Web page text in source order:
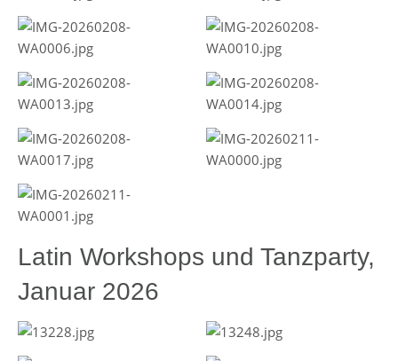
Latin Workshops und Tanzparty,
Januar 2026